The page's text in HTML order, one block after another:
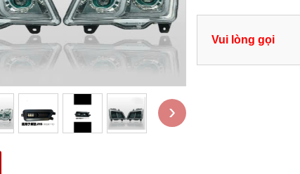
QUAY BƠM XE TRỘN
BÁN DÂY ĐIỀU KHIỂN BƠM XE TRỘN
›
Vui lòng gọi